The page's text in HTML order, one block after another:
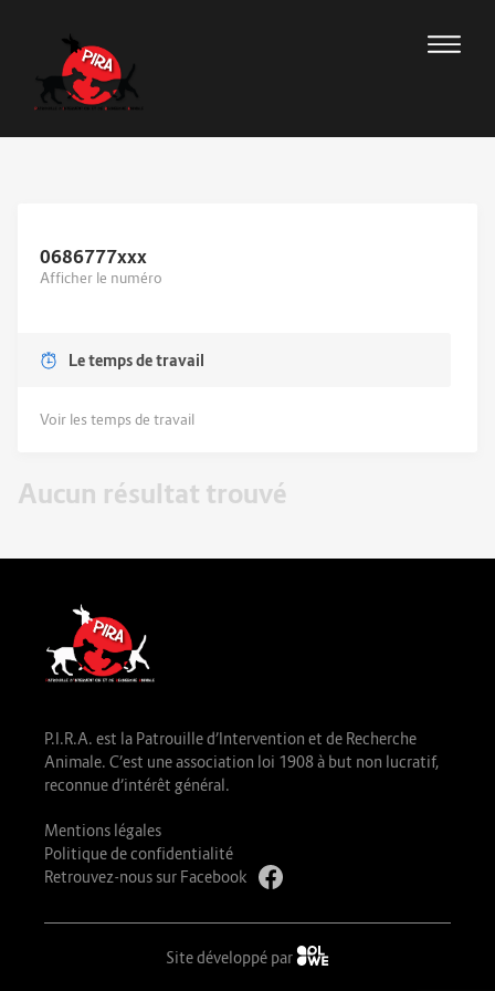
0686777xxx
Afficher le numéro
Le temps de travail
Voir les temps de travail
Aucun résultat trouvé
P.I.R.A. est la Patrouille d’Intervention et de Recherche
Animale. C’est une association loi 1908 à but non lucratif,
reconnue d’intérêt général.
Mentions légales
Politique de confidentialité
Retrouvez-nous sur Facebook
Site développé par